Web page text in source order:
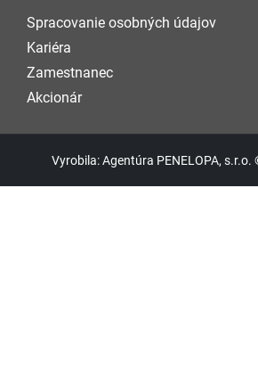
Spracovanie osobných údajov
Kariéra
Zamestnanec
Akcionár
Vyrobila: Agentúra PENELOPA, s.r.o.